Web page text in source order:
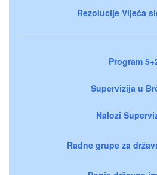
Rezolucije Vijeća
Program
Supervizija u
Nalozi
Radne grupe za